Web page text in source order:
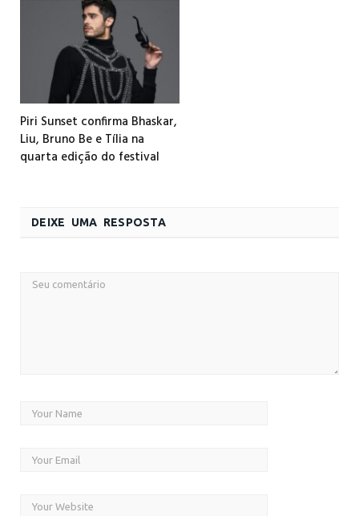
Piri Sunset confirma Bhaskar,
Liu, Bruno Be e Tília na
quarta edição do festival
DEIXE UMA RESPOSTA